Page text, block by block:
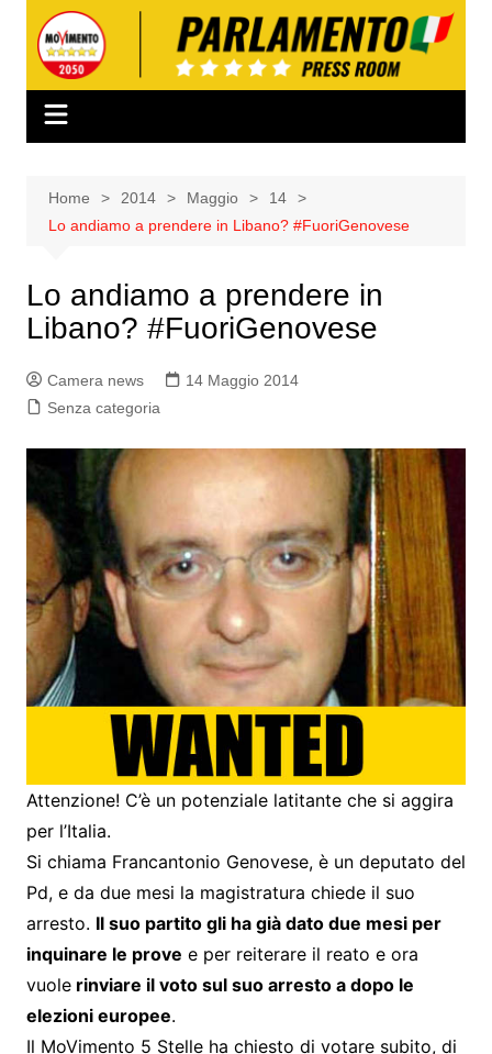
contenuto
Home 2014 Maggio
14
Lo andiamo a prendere in Libano? #FuoriGenovese
Lo andiamo a prendere in
Libano? #FuoriGenovese
Camera news
14 Maggio 2014
Senza categoria
Attenzione! C’è un potenziale latitante che si aggira
per l’Italia.
Si chiama Francantonio Genovese, è un deputato del
Pd, e da due mesi la magistratura chiede il suo
arresto. Il suo partito gli ha già dato due mesi per
inquinare le prove e per reiterare il reato e ora
vuolerinviare il voto sul suo arresto a dopo le
elezioni europee.
Il MoVimento 5 Stelle ha chiesto di votare subito, di